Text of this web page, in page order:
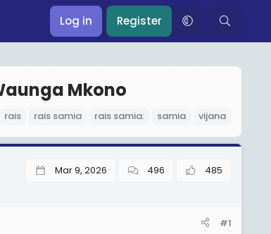
Log in Register
Mkono
rais rais samia rais samia: samia vijana
Mar 9, 2026 496 485
#1